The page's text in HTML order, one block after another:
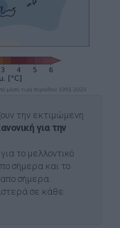
την εκτιμώμενη
για την
το μελλοντικό
σήμερα και το
σήμερα.
σε κάθε